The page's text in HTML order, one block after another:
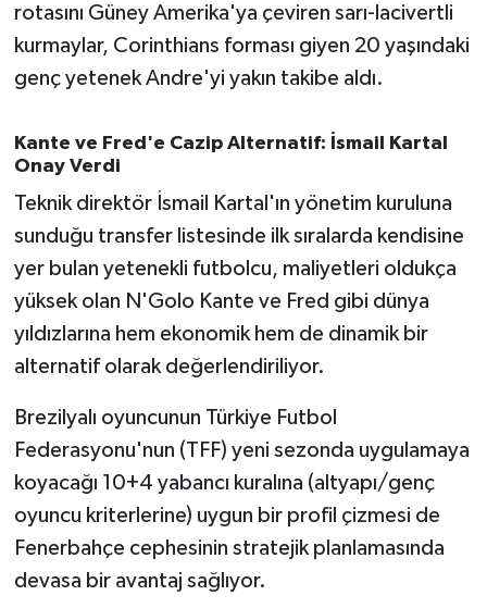
rotasını Güney Amerika'ya çeviren sarı-lacivertli
kurmaylar, Corinthians forması giyen 20 yaşındaki
genç yetenek Andre'yi yakın takibe aldı.
Kante ve Fred'e Cazip Alternatif: İsmail Kartal
Onay Verdi
Teknik direktör İsmail Kartal'ın yönetim kuruluna
sunduğu transfer listesinde ilk sıralarda kendisine
yer bulan yetenekli futbolcu, maliyetleri oldukça
yüksek olan N'Golo Kante ve Fred gibi dünya
yıldızlarına hem ekonomik hem de dinamik bir
alternatif olarak değerlendiriliyor.
Brezilyalı oyuncunun Türkiye Futbol
Federasyonu'nun (TFF) yeni sezonda uygulamaya
koyacağı 10+4 yabancı kuralına (altyapı/genç
oyuncu kriterlerine) uygun bir profil çizmesi de
Fenerbahçe cephesinin stratejik planlamasında
devasa bir avantaj sağlıyor.
Savaştepe
SEYAHAT
SİYASET
Sındırgı
SPOR
Susurluk
TARİHTE BUGÜN
TEKNOLOJİ
Trend